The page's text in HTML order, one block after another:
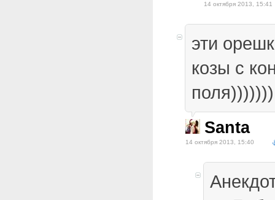
14 октября 2013, 15:41
эти
козы с
поля)))))))
Santa
14 октября 2013, 15:40